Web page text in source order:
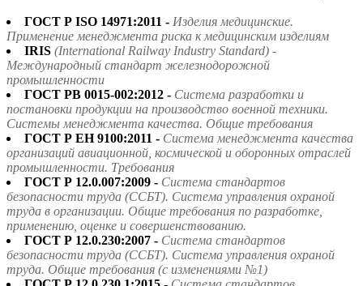
ГОСТ Р ISO 14971:2011 - Изделия медицинские.
Применение менеджмента риска к медицинским изделиям
IRIS (International Railway Industry Standard) -
Международный стандарт железнодорожной
промышленности
ГОСТ РВ 0015-002:2012 - Система разработки и
постановки продукции на производство военной техники.
Системы менеджмента качества. Общие требования
ГОСТ Р ЕН 9100:2011 - Система менеджмента качества
организаций авиационной, космической и оборонных отраслей
промышленности. Требования
ГОСТ Р 12.0.007:2009 - Система стандартов
безопасности труда (ССБТ). Система управления охраной
труда в организации. Общие требования по разработке,
применению, оценке и совершенствованию.
ГОСТ Р 12.0.230:2007 - Система стандартов
безопасности труда (ССБТ). Система управления охраной
труда. Общие требования (с изменениями №1)